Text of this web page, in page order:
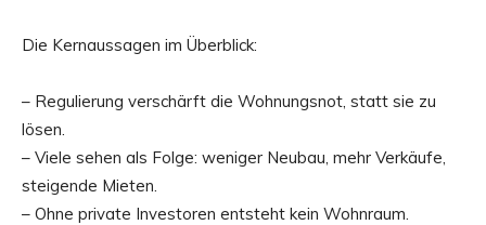
Die Kernaussagen im Überblick:
– Regulierung verschärft die Wohnungsnot, statt sie zu
lösen.
– Viele sehen als Folge: weniger Neubau, mehr Verkäufe,
steigende Mieten.
– Ohne private Investoren entsteht kein Wohnraum.